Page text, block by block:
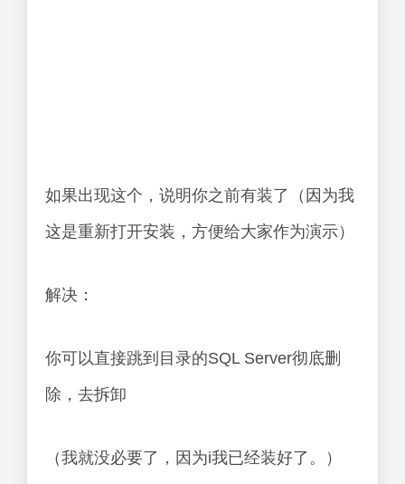
如果出现这个，说明你之前有装了（因为我
这是重新打开安装，方便给大家作为演示）
解决：
你可以直接跳到目录的SQL Server彻底删
除，去拆卸
（我就没必要了，因为i我已经装好了。）